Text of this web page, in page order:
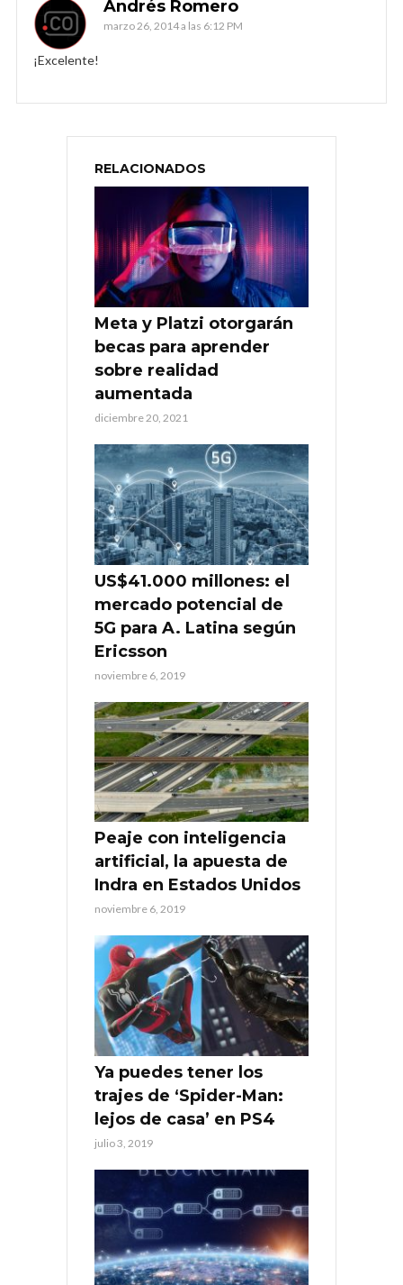
Andrés Romero
marzo 26, 2014 a las 6:12 PM
¡Excelente!
RELACIONADOS
Meta y Platzi otorgarán
becas para aprender
sobre realidad
aumentada
diciembre 20, 2021
US$41.000 millones: el
mercado potencial de
5G para A. Latina según
Ericsson
noviembre 6, 2019
Peaje con inteligencia
artificial, la apuesta de
Indra en Estados Unidos
noviembre 6, 2019
Ya puedes tener los
trajes de ‘Spider-Man:
lejos de casa’ en PS4
julio 3, 2019